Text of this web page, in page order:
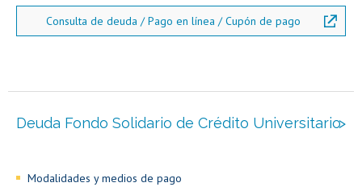
Consulta de deuda / Pago en línea / Cupón de pago
Deuda Fondo Solidario de Crédito Universitario
Modalidades y medios de pago